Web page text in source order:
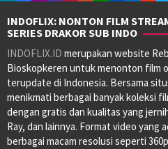
INDOFLIX: NONTON FILM
SERIES DRAKOR SUB INDO
INDOFLIX.ID merupakan website
Bioskopkeren untuk menonton film
terupdate di Indonesia. Bersama
menikmati berbagai banyak koleksi
dengan gratis dan kualitas yang
Ray, dan lainnya. Format video yang
berbagai macam resolusi seperti